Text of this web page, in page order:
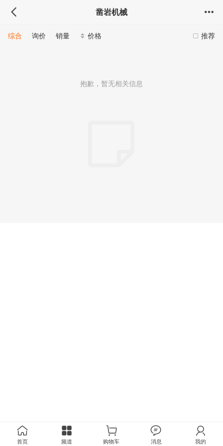
凿岩机械
推荐
综合 询价 销量 价格
抱歉，暂无相关信息
首页 频道 购物车 消息 我的